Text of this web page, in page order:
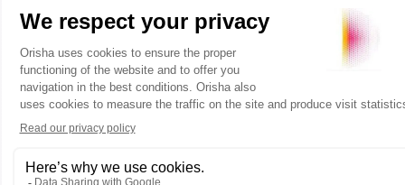
Mais c’est encore
mieux si, comme G8, il
vous offre des
fonctionnalités plus
poussées, pensées
permettre aux